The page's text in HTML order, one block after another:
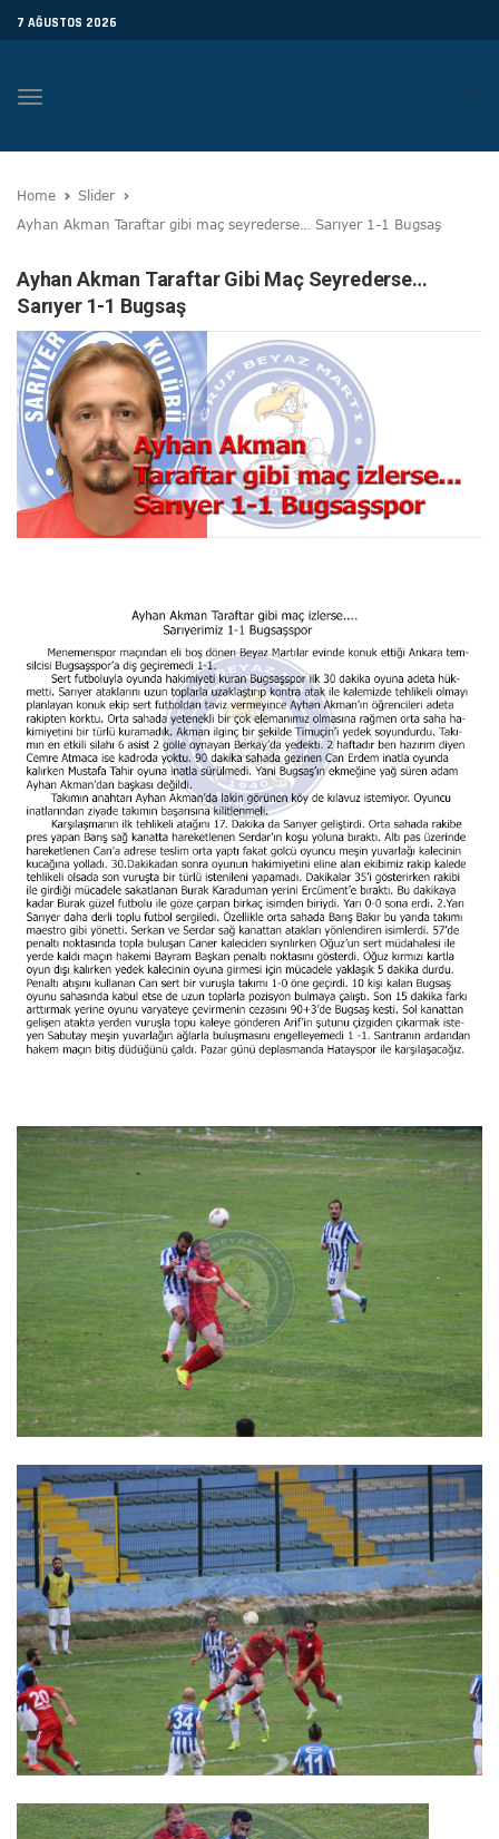
7 AĞUSTOS 2026
Toggle
Home
Slider
Ayhan Akman Taraftar gibi maç seyrederse… Sarıyer 1-1 Bugsaş
Ayhan Akman Taraftar Gibi Maç Seyrederse…
Sarıyer 1-1 Bugsaş